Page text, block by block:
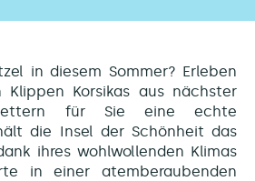
in diesem Sommer? Erleben
Klippen Korsikas aus nächster
für Sie eine echte
die Insel der Schönheit das
ihres wohlwollenden Klimas
in einer atemberaubenden